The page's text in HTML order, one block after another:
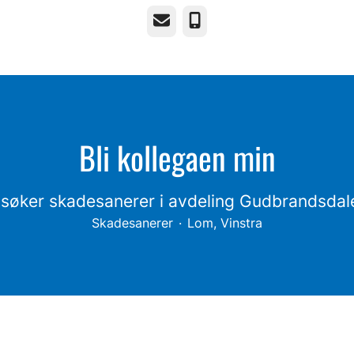
E-postTelefonnummer
Bli kollegaen min
skadesanerer i avdeling
Skadesanerer · Lom, Vinstra